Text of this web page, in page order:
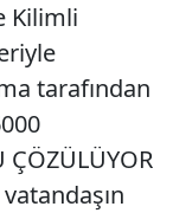
Kilimli
tarafından
ÇÖZÜLÜYOR